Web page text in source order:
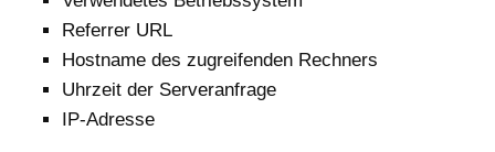
Referrer URL
Hostname des zugreifenden Rechners
Uhrzeit der Serveranfrage
IP-Adresse